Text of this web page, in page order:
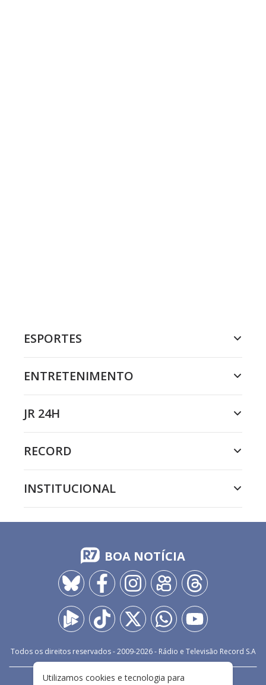
ESPORTES
ENTRETENIMENTO
JR 24H
RECORD
INSTITUCIONAL
BOA NOTÍCIA
Todos os direitos reservados - 2009-2026- Rádio e Televisão Record S.A
Utilizamos cookies e tecnologia para